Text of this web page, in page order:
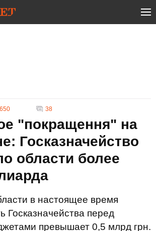
650 38
"покращення" на
Госказначейство
области более
в настоящее время
Госказначейства перед
превышает 0,5 млрд грн.